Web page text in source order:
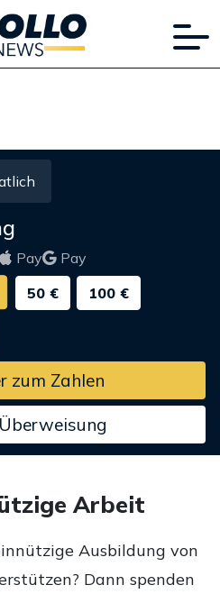
Pay
Pay
50 € 100 €
zum Zahlen
Arbeit
Ausbildung von
Dann spenden